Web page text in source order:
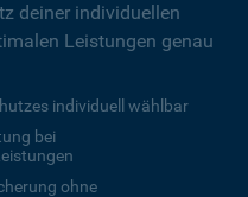
deiner individuellen
Leistungen genau
individuell wählbar
bei
ohne